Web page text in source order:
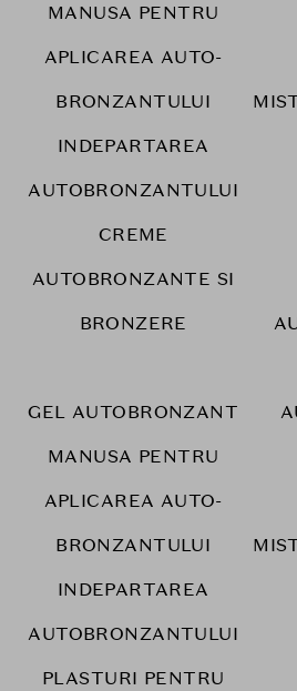
MANUSA PENTRU
APLICAREA AUTO-
BRONZANTULUI
INDEPARTAREA
AUTOBRONZANTULUI
CREME
AUTOBRONZANTE SI
BRONZERE
GEL AUTOBRONZANT
MANUSA PENTRU
APLICAREA AUTO-
BRONZANTULUI
INDEPARTAREA
AUTOBRONZANTULUI
PLASTURI PENTRU